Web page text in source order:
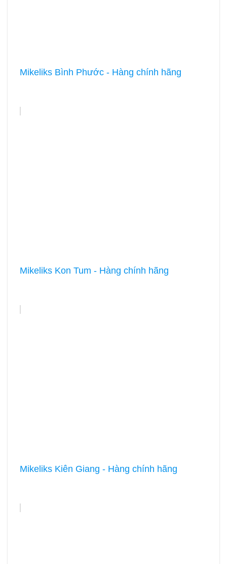
Mikeliks Bình Phước - Hàng chính hãng
Mikeliks Kon Tum - Hàng chính hãng
Mikeliks Kiên Giang - Hàng chính hãng